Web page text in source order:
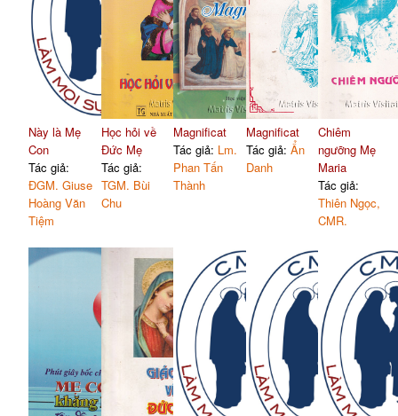
Này là Mẹ
Con
Tác giả:
ĐGM. Giuse
Hoàng Văn
Tiệm
Học hỏi về
Đức Mẹ
Tác giả:
TGM. Bùi
Chu
Magnificat
Tác giả: Lm.
Phan Tấn
Thành
Magnificat
Tác giả: Ẩn
Danh
Chiêm
ngưỡng Mẹ
Maria
Tác giả:
Thiên Ngọc,
CMR.